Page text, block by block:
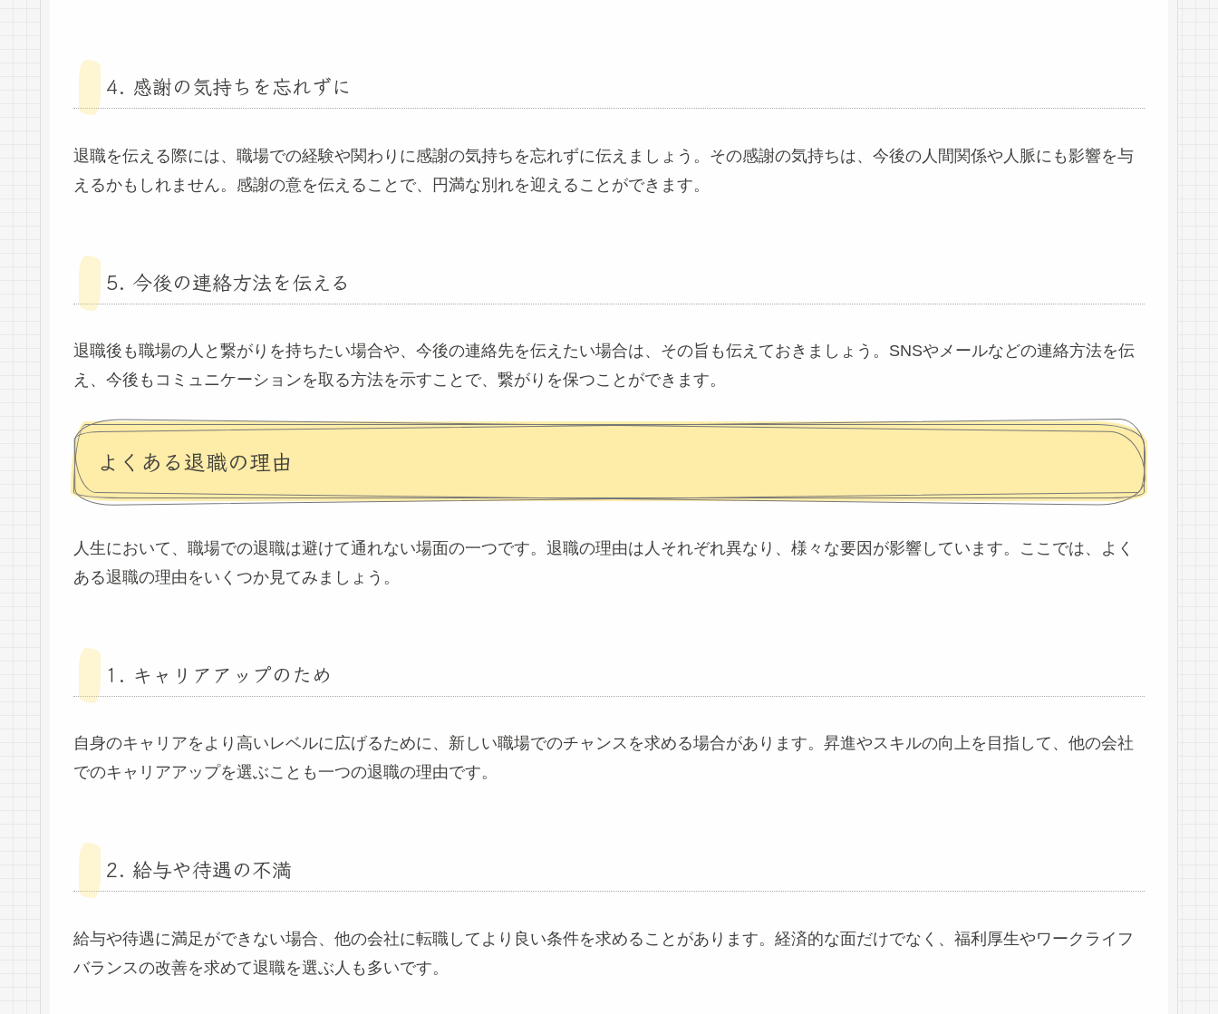
4. 感謝の気持ちを忘れずに
退職を伝える際には、職場での経験や関わりに感謝の気持ちを忘れずに伝えましょう。その感謝の気持ちは、今後の人間関係や人脈にも影響を与
えるかもしれません。感謝の意を伝えることで、円満な別れを迎えることができます。
5. 今後の連絡方法を伝える
退職後も職場の人と繋がりを持ちたい場合や、今後の連絡先を伝えたい場合は、その旨も伝えておきましょう。SNSやメールなどの連絡方法を伝
え、今後もコミュニケーションを取る方法を示すことで、繋がりを保つことができます。
よくある退職の理由
人生において、職場での退職は避けて通れない場面の一つです。退職の理由は人それぞれ異なり、様々な要因が影響しています。ここでは、よく
ある退職の理由をいくつか見てみましょう。
1. キャリアアップのため
自身のキャリアをより高いレベルに広げるために、新しい職場でのチャンスを求める場合があります。昇進やスキルの向上を目指して、他の会社
でのキャリアアップを選ぶことも一つの退職の理由です。
2. 給与や待遇の不満
給与や待遇に満足ができない場合、他の会社に転職してより良い条件を求めることがあります。経済的な面だけでなく、福利厚生やワークライフ
バランスの改善を求めて退職を選ぶ人も多いです。